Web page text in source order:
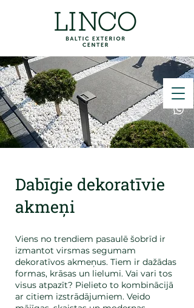
ZVANĪT
Dabīgie dekoratīvie
akmeņi
Viens no trendiem pasaulē šobrīd ir
izmantot virsmas segumam
dekoratīvos akmeņus. Tiem ir dažādas
formas, krāsas un lielumi. Vai vari tos
visus atpazīt? Pielieto to kombinācijā
ar citiem izstrādājumiem. Veido